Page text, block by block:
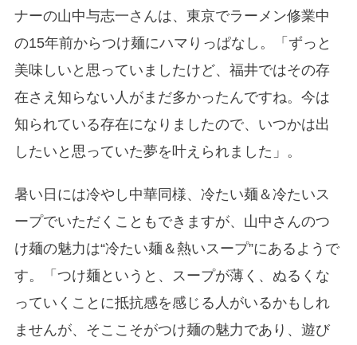
ナーの山中与志一さんは、東京でラーメン修業中
の15年前からつけ麺にハマりっぱなし。「ずっと
美味しいと思っていましたけど、福井ではその存
在さえ知らない人がまだ多かったんですね。今は
知られている存在になりましたので、いつかは出
したいと思っていた夢を叶えられました」。
暑い日には冷やし中華同様、冷たい麺＆冷たいス
ープでいただくこともできますが、山中さんのつ
け麺の魅力は“冷たい麺＆熱いスープ”にあるようで
す。「つけ麺というと、スープが薄く、ぬるくな
っていくことに抵抗感を感じる人がいるかもしれ
ませんが、そここそがつけ麺の魅力であり、遊び